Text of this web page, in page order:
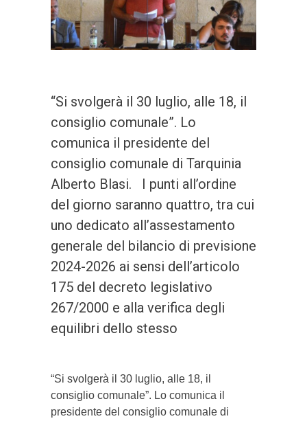
“Si svolgerà il 30 luglio, alle 18, il
consiglio comunale”. Lo
comunica il presidente del
consiglio comunale di Tarquinia
Alberto Blasi. I punti all’ordine
del giorno saranno quattro, tra cui
uno dedicato all’assestamento
generale del bilancio di previsione
2024-2026 ai sensi dell’articolo
175 del decreto legislativo
267/2000 e alla verifica degli
equilibri dello stesso
“Si svolgerà il 30 luglio, alle 18, il
consiglio comunale”. Lo comunica il
presidente del consiglio comunale di